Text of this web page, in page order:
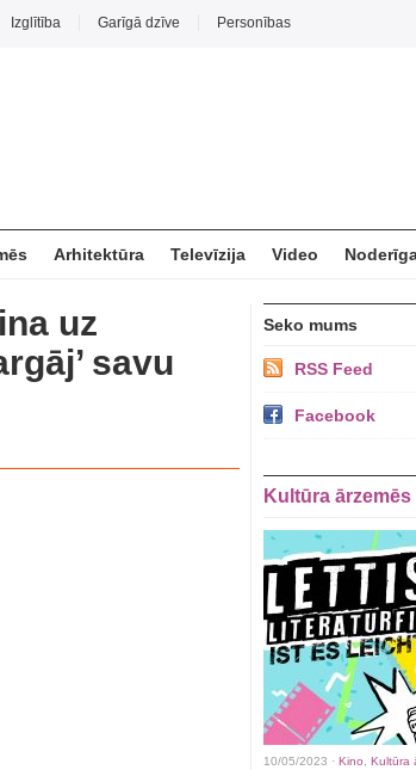
Izglītība Garīgā dzīve Personības
Arhitektūra Televīzija Video
uz
savu
Seko mums
RSS Feed
Facebook
Kultūra ārzemēs
10/05/2023 · Kino Kultūra